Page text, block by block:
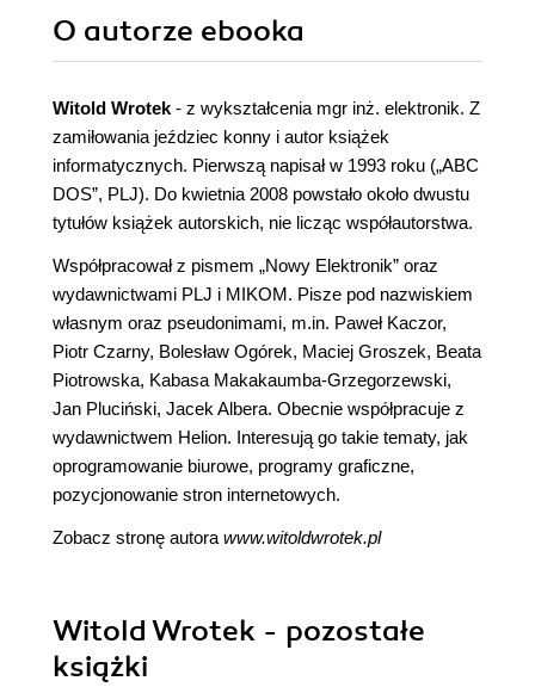
O autorze ebooka
Witold Wrotek - z wykształcenia mgr inż. elektronik. Z
zamiłowania jeździec konny i autor książek
informatycznych. Pierwszą napisał w 1993 roku („ABC
DOS”, PLJ). Do kwietnia 2008 powstało około dwustu
tytułów książek autorskich, nie licząc współautorstwa.
Współpracował z pismem „Nowy Elektronik” oraz
wydawnictwami PLJ i MIKOM. Pisze pod nazwiskiem
własnym oraz pseudonimami, m.in. Paweł Kaczor,
Piotr Czarny, Bolesław Ogórek, Maciej Groszek, Beata
Piotrowska, Kabasa Makakaumba-Grzegorzewski,
Jan Pluciński, Jacek Albera. Obecnie współpracuje z
wydawnictwem Helion. Interesują go takie tematy, jak
oprogramowanie biurowe, programy graficzne,
pozycjonowanie stron internetowych.
Zobacz stronę autora www.witoldwrotek.pl
Witold Wrotek - pozostałe
książki